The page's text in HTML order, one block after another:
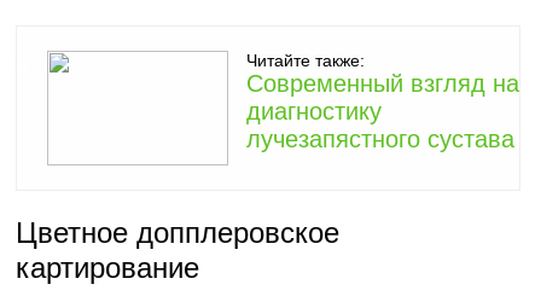
Читайте также:
Современный взгляд на
диагностику
лучезапястного сустава
Цветное допплеровское
картирование